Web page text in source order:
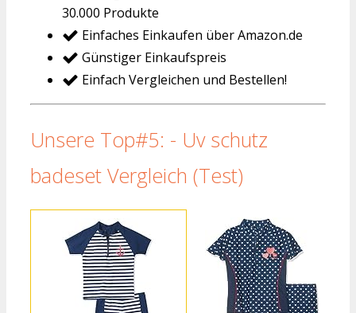
30.000 Produkte
Einfaches Einkaufen über Amazon.de
Günstiger Einkaufspreis
Einfach Vergleichen und Bestellen!
Unsere Top#5: - Uv schutz
badeset Vergleich (Test)